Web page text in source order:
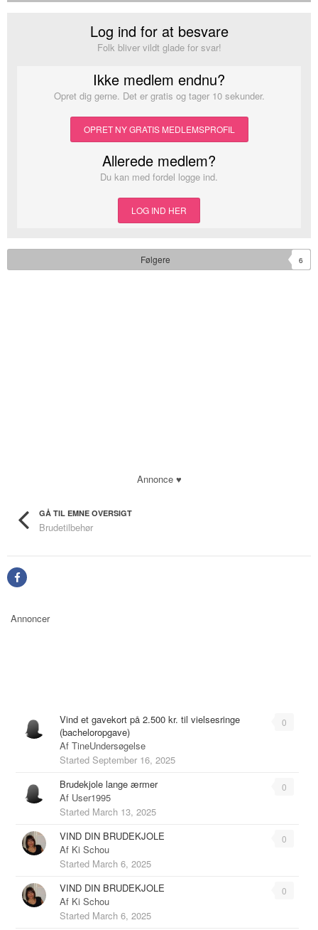
Log ind for at besvare
Folk bliver vildt glade for svar!
Ikke medlem endnu?
Opret dig gerne. Det er gratis og tager 10 sekunder.
OPRET NY GRATIS MEDLEMSPROFIL
Allerede medlem?
Du kan med fordel logge ind.
LOG IND HER
Følgere 6
Annonce ♥
GÅ TIL EMNE OVERSIGT
Brudetilbehør
Annoncer
0
Vind et gavekort på 2.500 kr. til vielsesringe
(bacheloropgave)
Af TineUndersøgelse
Started September 16, 2025
0
Brudekjole lange ærmer
Af User1995
Started March 13, 2025
0
VIND DIN BRUDEKJOLE
Af Ki Schou
Started March 6, 2025
0
VIND DIN BRUDEKJOLE
Af Ki Schou
Started March 6, 2025